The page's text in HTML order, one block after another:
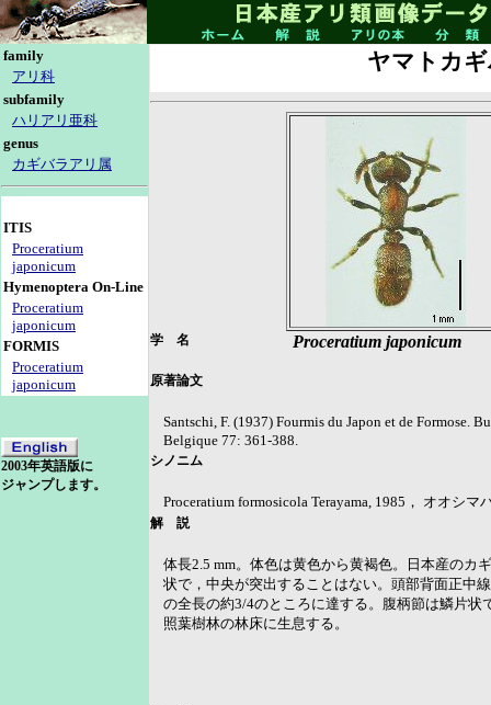
family
アリ科
subfamily
ハリアリ亜科
genus
カギバラアリ属
ITIS
Proceratium
japonicum
Hymenoptera On-Line
Proceratium
japonicum
FORMIS
Proceratium
japonicum
2003年英語版に
ジャンプします。
ヤマトカ
学 名 Proceratium japonicum
原著論文
Santschi, F. (1937) Fourmis du Japon et de Formose.
Belgique 77: 361-388.
シノニム
Proceratium formosicola Terayama, 1985， オオシマ
解 説
体長2.5 mm。体色は黄色から黄褐色。日本産のカ
状で，中央が突出することはない。頭部背面正中
の全長の約3/4のところに達する。腹柄節は鱗片
照葉樹林の林床に生息する。